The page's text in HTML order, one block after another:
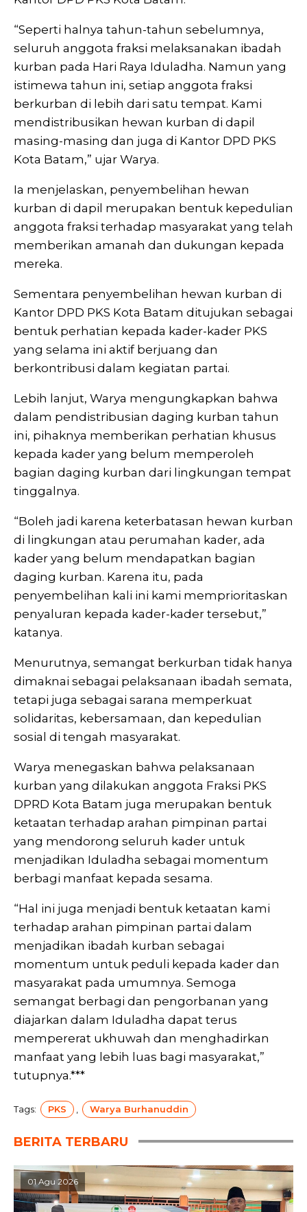
“Seperti halnya tahun-tahun sebelumnya,
seluruh anggota fraksi melaksanakan ibadah
kurban pada Hari Raya Iduladha. Namun yang
istimewa tahun ini, setiap anggota fraksi
berkurban di lebih dari satu tempat. Kami
mendistribusikan hewan kurban di dapil
masing-masing dan juga di Kantor DPD PKS
Kota Batam,” ujar Warya.
Ia menjelaskan, penyembelihan hewan
kurban di dapil merupakan bentuk kepedulian
anggota fraksi terhadap masyarakat yang telah
memberikan amanah dan dukungan kepada
mereka.
Sementara penyembelihan hewan kurban di
Kantor DPD PKS Kota Batam ditujukan sebagai
bentuk perhatian kepada kader-kader PKS
yang selama ini aktif berjuang dan
berkontribusi dalam kegiatan partai.
Lebih lanjut, Warya mengungkapkan bahwa
dalam pendistribusian daging kurban tahun
ini, pihaknya memberikan perhatian khusus
kepada kader yang belum memperoleh
bagian daging kurban dari lingkungan tempat
tinggalnya.
“Boleh jadi karena keterbatasan hewan kurban
di lingkungan atau perumahan kader, ada
kader yang belum mendapatkan bagian
daging kurban. Karena itu, pada
penyembelihan kali ini kami memprioritaskan
penyaluran kepada kader-kader tersebut,”
katanya.
Menurutnya, semangat berkurban tidak hanya
dimaknai sebagai pelaksanaan ibadah semata,
tetapi juga sebagai sarana memperkuat
solidaritas, kebersamaan, dan kepedulian
sosial di tengah masyarakat.
Warya menegaskan bahwa pelaksanaan
kurban yang dilakukan anggota Fraksi PKS
DPRD Kota Batam juga merupakan bentuk
ketaatan terhadap arahan pimpinan partai
yang mendorong seluruh kader untuk
menjadikan Iduladha sebagai momentum
berbagi manfaat kepada sesama.
“Hal ini juga menjadi bentuk ketaatan kami
terhadap arahan pimpinan partai dalam
menjadikan ibadah kurban sebagai
momentum untuk peduli kepada kader dan
masyarakat pada umumnya. Semoga
semangat berbagi dan pengorbanan yang
diajarkan dalam Iduladha dapat terus
mempererat ukhuwah dan menghadirkan
manfaat yang lebih luas bagi masyarakat,”
tutupnya.***
Tags: PKS Warya Burhanuddin
BERITA TERBARU
01 Agu 2026